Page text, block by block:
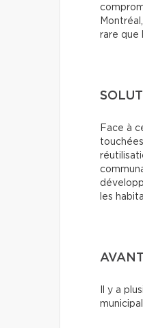
rare que
Face à
les
Il y a